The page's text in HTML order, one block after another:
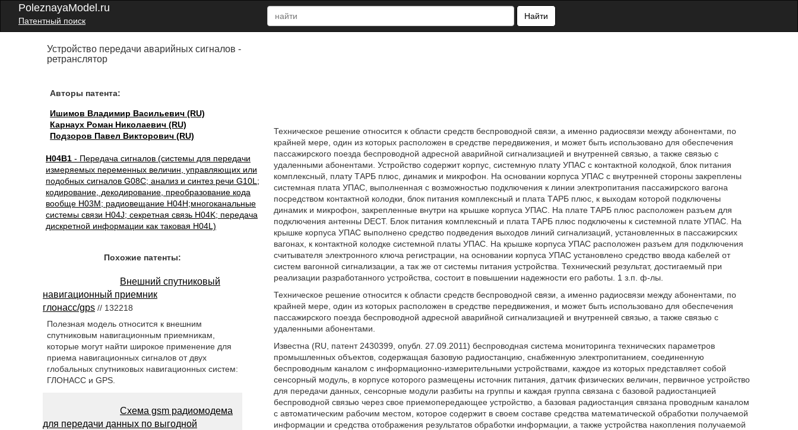
PoleznayaModel.ru
Патентный поиск
Найти
Устройство передачи аварийных сигналов -
ретранслятор
Авторы патента:
Ишимов Владимир Васильевич (RU)
Карнаух Роман Николаевич (RU)
Подзоров Павел Викторович (RU)
H04B1 - Передача сигналов (системы для передачи
измеряемых переменных величин, управляющих или
подобных сигналов G08C; анализ и синтез речи G10L;
кодирование, декодирование, преобразование кода
вообще H03M; радиовещание H04H;многоканальные
системы связи H04J; секретная связь H04K; передача
дискретной информации как таковая H04L)
Техническое решение относится к области средств беспроводной связи, а именно радиосвязи между абонентами, по
крайней мере, один из которых расположен в средстве передвижения, и может быть использовано для обеспечения
пассажирского поезда беспроводной адресной аварийной сигнализацией и внутренней связью, а также связью с
удаленными абонентами. Устройство содержит корпус, системную плату УПАС с контактной колодкой, блок питания
комплексный, плату ТАРБ плюс, динамик и микрофон. На основании корпуса УПАС с внутренней стороны закреплены
системная плата УПАС, выполненная с возможностью подключения к линии электропитания пассажирского вагона
посредством контактной колодки, блок питания комплексный и плата ТАРБ плюс, к выходам которой подключены
динамик и микрофон, закрепленные внутри на крышке корпуса УПАС. На плате ТАРБ плюс расположен разъем для
подключения антенны DECT. Блок питания комплексный и плата ТАРБ плюс подключены к системной плате УПАС. На
крышке корпуса УПАС выполнено средство подведения выходов линий сигнализаций, установленных в пассажирских
вагонах, к контактной колодке системной платы УПАС. На крышке корпуса УПАС расположен разъем для подключения
считывателя электронного ключа регистрации, на основании корпуса УПАС установлено средство ввода кабелей от
систем вагонной сигнализации, а так же от системы питания устройства. Технический результат, достигаемый при
реализации разработанного устройства, состоит в повышении надежности его работы. 1 з.п. ф-лы.
Техническое решение относится к области средств беспроводной связи, а именно радиосвязи между абонентами, по
крайней мере, один из которых расположен в средстве передвижения, и может быть использовано для обеспечения
пассажирского поезда беспроводной адресной аварийной сигнализацией и внутренней связью, а также связью с
удаленными абонентами.
Известна (RU, патент 2430399, опубл. 27.09.2011) беспроводная система мониторинга технических параметров
промышленных объектов, содержащая базовую радиостанцию, снабженную электропитанием, соединенную
беспроводным каналом с информационно-измерительными устройствами, каждое из которых представляет собой
сенсорный модуль, в корпусе которого размещены источник питания, датчик физических величин, первичное устройство
для передачи данных, сенсорные модули разбиты на группы и каждая группа связана с базовой радиостанцией
беспроводной связью через свое приемопередающее устройство, а базовая радиостанция связана проводным каналом
с автоматическим рабочим местом, которое содержит в своем составе средства математической обработки получаемой
информации и средства отображения результатов обработки информации, а также устройства накопления получаемой
Похожие патенты:
Внешний спутниковый
навигационный приемник
глонасс/gps // 132218
Полезная модель относится к внешним
спутниковым навигационным приемникам,
которые могут найти широкое применение для
приема навигационных сигналов от двух
глобальных спутниковых навигационных систем:
ГЛОНАСС и GPS.
Схема gsm радиомодема
для передачи данных по выгодной